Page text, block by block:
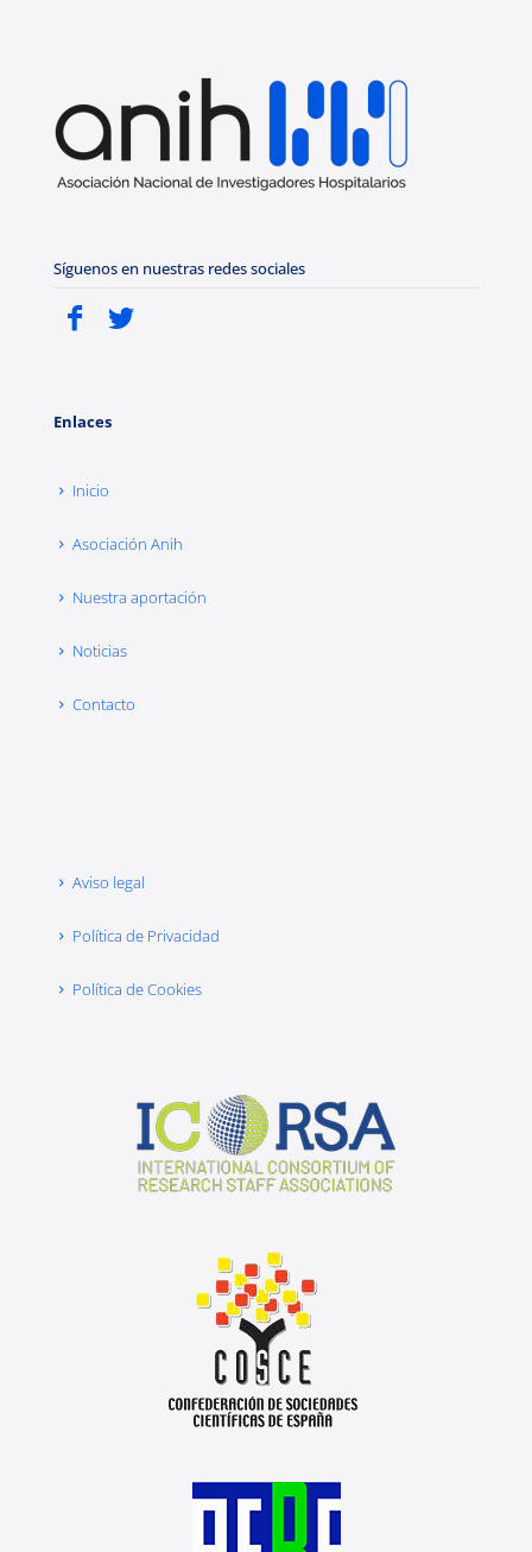
Síguenos en nuestras redes sociales
Enlaces
Inicio
Asociación Anih
Nuestra aportación
Noticias
Contacto
Aviso legal
Política de Privacidad
Política de Cookies